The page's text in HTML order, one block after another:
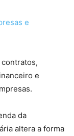
e
e
da
altera a forma